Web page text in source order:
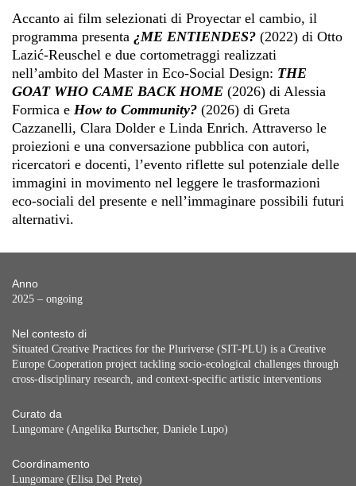
Accanto ai film selezionati di Proyectar el cambio, il
programma presenta ¿ME ENTIENDES? (2022) di Otto
Lazić-Reuschel e due cortometraggi realizzati
nell’ambito del Master in Eco-Social Design: THE
GOAT WHO CAME BACK HOME (2026) di Alessia
Formica e How to Community? (2026) di Greta
Cazzanelli, Clara Dolder e Linda Enrich. Attraverso le
proiezioni e una conversazione pubblica con autori,
ricercatori e docenti, l’evento riflette sul potenziale delle
immagini in movimento nel leggere le trasformazioni
eco-sociali del presente e nell’immaginare possibili futuri
alternativi.
Anno
2025 – ongoing
Nel contesto di
Situated Creative Practices for the Pluriverse (SIT-PLU) is a Creative
Europe Cooperation project tackling socio-ecological challenges through
cross-disciplinary research, and context-specific artistic interventions
Curato da
Lungomare (Angelika Burtscher, Daniele Lupo)
Coordinamento
Lungomare (Elisa Del Prete)